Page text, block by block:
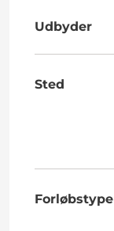
Udbyder
Sted
Forløbstype